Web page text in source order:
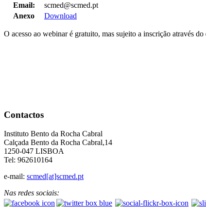
Email:
scmed@scmed.pt
Anexo
Download
O acesso ao webinar é gratuito, mas sujeito a inscrição através do
Contactos
Instituto Bento da Rocha Cabral
Calçada Bento da Rocha Cabral,14
1250-047 LISBOA
Tel: 962610164
e-mail: scmed[at]scmed.pt
Nas redes sociais: